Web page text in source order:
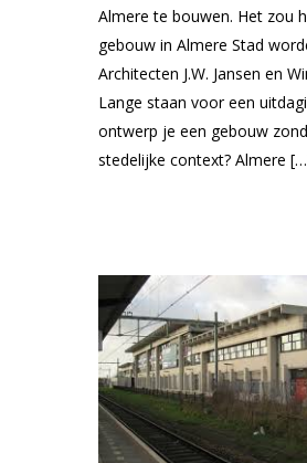
Almere te bouwen. Het zou
gebouw in Almere Stad
Architecten J.W. Jansen en
Lange staan voor een
ontwerp je een gebouw
stedelijke context? Almere